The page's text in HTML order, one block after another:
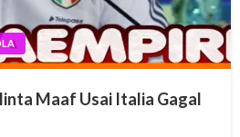
Maaf Usai Italia Gagal